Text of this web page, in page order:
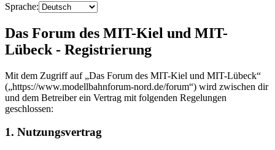
Sprache:
Das Forum des MIT-Kiel und MIT-
Lübeck - Registrierung
Mit dem Zugriff auf „Das Forum des MIT-Kiel und MIT-Lübeck“
(„https://www.modellbahnforum-nord.de/forum“) wird zwischen dir
und dem Betreiber ein Vertrag mit folgenden Regelungen
geschlossen:
1. Nutzungsvertrag